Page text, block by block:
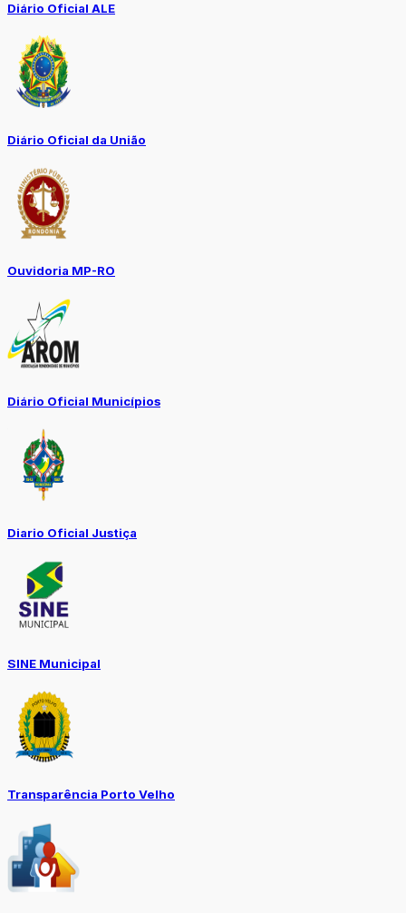
Diário Oficial ALE
Diário Oficial da União
Ouvidoria MP-RO
Diário Oficial Municípios
Diario Oficial Justiça
SINE Municipal
Transparência Porto Velho